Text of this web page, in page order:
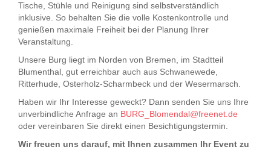
Tische, Stühle und Reinigung sind selbstverständlich
inklusive. So behalten Sie die volle Kostenkontrolle und
genießen maximale Freiheit bei der Planung Ihrer
Veranstaltung.
Unsere Burg liegt im Norden von Bremen, im Stadtteil
Blumenthal, gut erreichbar auch aus Schwanewede,
Ritterhude, Osterholz-Scharmbeck und der Wesermarsch.
Haben wir Ihr Interesse geweckt? Dann senden Sie uns Ihre
unverbindliche Anfrage an BURG_Blomendal@freenet.de
oder vereinbaren Sie direkt einen Besichtigungstermin.
Wir freuen uns darauf, mit Ihnen zusammen Ihr Event zu